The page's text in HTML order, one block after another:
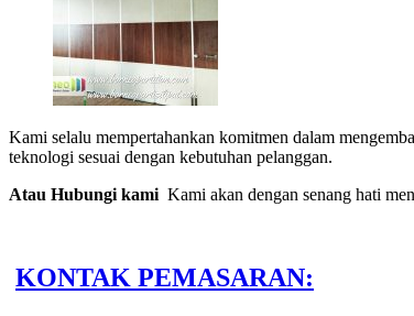
Kami selalu mempertahankan komitmen dalam
teknologi sesuai dengan kebutuhan pelanggan.
Atau Hubungi kami Kami akan dengan senang hati
KONTAK PEMASARAN: